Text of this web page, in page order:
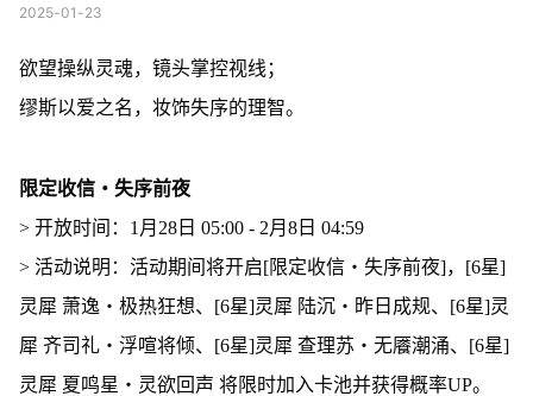
2025-01-23
欲望操纵灵魂，镜头掌控视线；
缪斯以爱之名，妆饰失序的理智。
限定收信・失序前夜
> 开放时间：1月28日 05:00 - 2月8日 04:59
> 活动说明：活动期间将开启[限定收信・失序前夜]，[6星]
灵犀 萧逸・极热狂想、[6星]灵犀 陆沉・昨日成规、[6星]灵
犀 齐司礼・浮喧将倾、[6星]灵犀 查理苏・无餍潮涌、[6星]
灵犀 夏鸣星・灵欲回声 将限时加入卡池并获得概率UP。